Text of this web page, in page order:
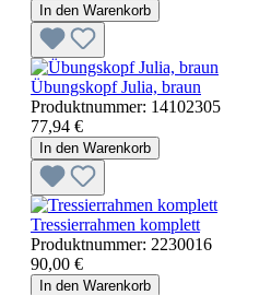
In den Warenkorb
Übungskopf Julia, braun
Produktnummer: 14102305
77,94 €
In den Warenkorb
Tressierrahmen komplett
Produktnummer: 2230016
90,00 €
In den Warenkorb